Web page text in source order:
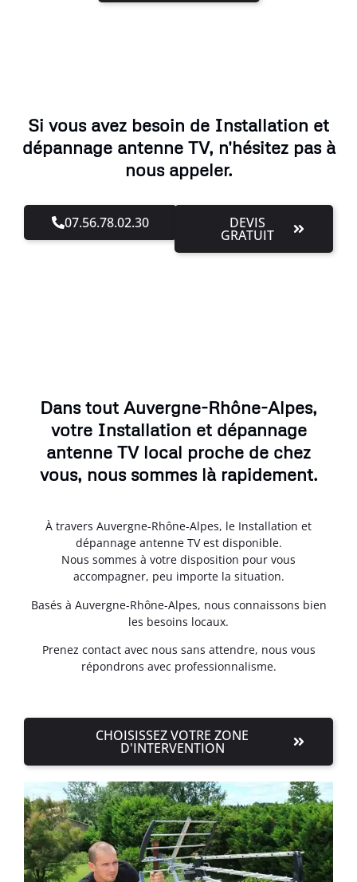
Si vous avez besoin de Installation et
dépannage antenne TV, n'hésitez pas à
nous appeler.
07.56.78.02.30 DEVIS
GRATUIT
Dans tout Auvergne-Rhône-Alpes,
votre Installation et dépannage
antenne TV local proche de chez
vous, nous sommes là rapidement.
À travers Auvergne-Rhône-Alpes, le Installation et
dépannage antenne TV est disponible.
Nous sommes à votre disposition pour vous
accompagner, peu importe la situation.
Basés à Auvergne-Rhône-Alpes, nous connaissons bien
les besoins locaux.
Prenez contact avec nous sans attendre, nous vous
répondrons avec professionnalisme.
CHOISISSEZ VOTRE ZONE
D'INTERVENTION